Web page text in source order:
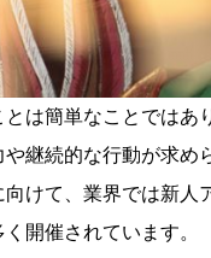
は簡単なことではあ
継続的な行動が求め
向けて、業界では新
開催されています。